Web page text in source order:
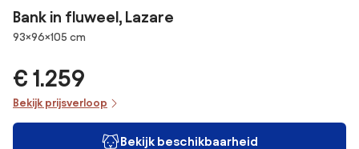
Bank in fluweel, Lazare
Afmetingen
93×96×105 cm
€ 1.259
Bekijk prijsverloop
Bekijk beschikbaarheid